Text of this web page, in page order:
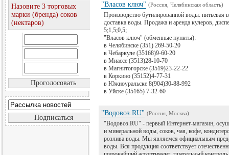
"Власов ключ" (Россия, Челябинская область)
Производство бутилированной воды: питьевая
доставка воды. Продажа и аренда кулеров,
5;1,5;0,5;
"Власов ключ" (обменные пункты):
в Челябинске (351) 269-50-20
в Чебаркуле (35168)9-60-20
в Миассе (3513)28-10-70
в Магнитогорске (3519)23-22-22
в Коркино (35152)4-77-31
в Южноуральске 8(904)30-88-992
в Уйске (35165) 7-32-60
"Водовоз.RU" (Россия, Москва)
"Водовоз.RU" - первый Интернет-магазин,
и минеральной воды, соков, чая, кофе,
розлива воды. Мы являемся официальным
воды. Вся продукция соответствует
Назовите 3 торговых
марки (бренда) соков
(нектаров)